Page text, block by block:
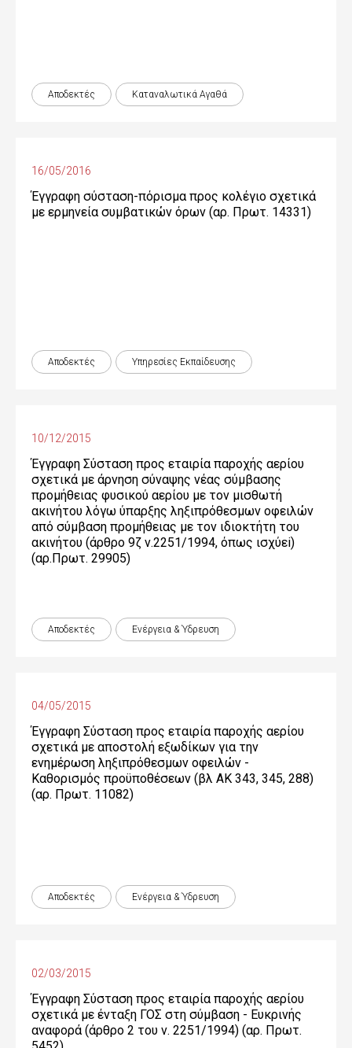
Αποδεκτές Καταναλωτικά Αγαθά
16/05/2016
Έγγραφη σύσταση-πόρισμα προς κολέγιο σχετικά
με ερμηνεία συμβατικών όρων (αρ. Πρωτ. 14331)
Αποδεκτές Υπηρεσίες Εκπαίδευσης
10/12/2015
Έγγραφη Σύσταση προς εταιρία παροχής αερίου
σχετικά με άρνηση σύναψης νέας σύμβασης
προμήθειας φυσικού αερίου με τον μισθωτή
ακινήτου λόγω ύπαρξης ληξιπρόθεσμων οφειλών
από σύμβαση προμήθειας με τον ιδιοκτήτη του
ακινήτου (άρθρο 9ζ ν.2251/1994, όπως ισχύεi)
(αρ.Πρωτ. 29905)
Αποδεκτές Ενέργεια & Ύδρευση
04/05/2015
Έγγραφη Σύσταση προς εταιρία παροχής αερίου
σχετικά με αποστολή εξωδίκων για την
ενημέρωση ληξιπρόθεσμων οφειλών -
Καθορισμός προϋποθέσεων (βλ ΑΚ 343, 345, 288)
(αρ. Πρωτ. 11082)
Αποδεκτές Ενέργεια & Ύδρευση
02/03/2015
Έγγραφη Σύσταση προς εταιρία παροχής αερίου
σχετικά με ένταξη ΓΟΣ στη σύμβαση - Ευκρινής
αναφορά (άρθρο 2 του ν. 2251/1994) (αρ. Πρωτ.